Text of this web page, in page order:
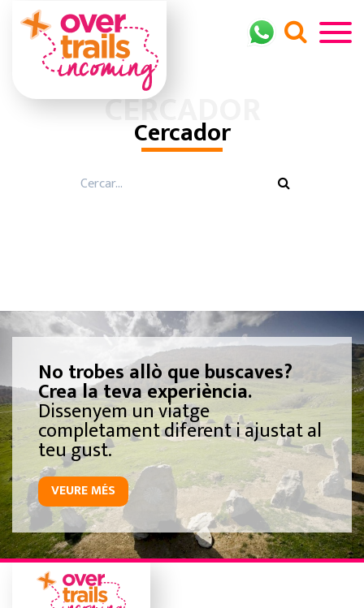
CERCADOR
Cercador
No trobes allò que buscaves?
Crea la teva experiència.
Dissenyem un viatge
completament diferent i ajustat al
teu gust.
VEURE MÉS